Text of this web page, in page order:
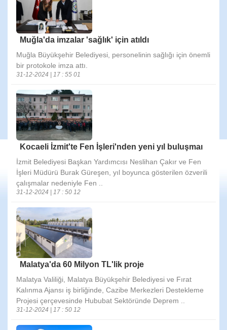
Muğla'da imzalar 'sağlık' için atıldı
Muğla Büyükşehir Belediyesi, personelinin sağlığı için önemli
bir protokole imza attı.
31-12-2024 | 17 : 55 01
Kocaeli İzmit'te Fen İşleri'nden yeni yıl buluşmaı
İzmit Belediyesi Başkan Yardımcısı Neslihan Çakır ve Fen
İşleri Müdürü Burak Güreşen, yıl boyunca gösterilen özverili
çalışmalar nedeniyle Fen ..
31-12-2024 | 17 : 50 12
Malatya'da 60 Milyon TL'lik proje
Malatya Valiliği, Malatya Büyükşehir Belediyesi ve Fırat
Kalınma Ajansı iş birliğinde, Cazibe Merkezleri Destekleme
Projesi çerçevesinde Hububat Sektöründe Deprem ..
31-12-2024 | 17 : 50 12